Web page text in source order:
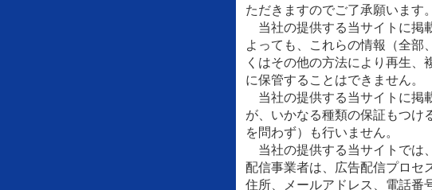
ただきますのでご了承願います。
当社の提供する当サイトに掲
よっても、これらの情報（全部
くはその他の方法により再生
に保管することはできません。
当社の提供する当サイトに掲
が、いかなる種類の保証もつけ
を問わず）も行いません。
当社の提供する当サイトでは
配信事業者は、広告配信プロセ
住所、メールアドレス、電話番